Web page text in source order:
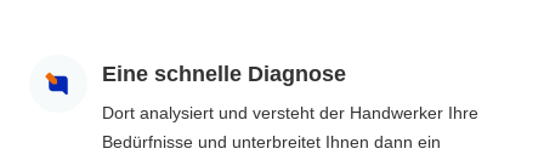
Eine schnelle Diagnose
Dort analysiert und versteht der Handwerker Ihre
Bedürfnisse und unterbreitet Ihnen dann ein